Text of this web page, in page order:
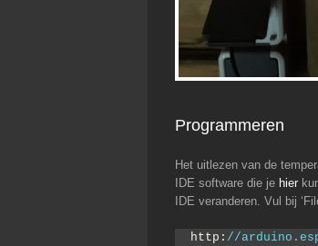
Programmeren
Het uitlezen van de
IDE software die je hier
IDE veranderen. Vul bij
http: //